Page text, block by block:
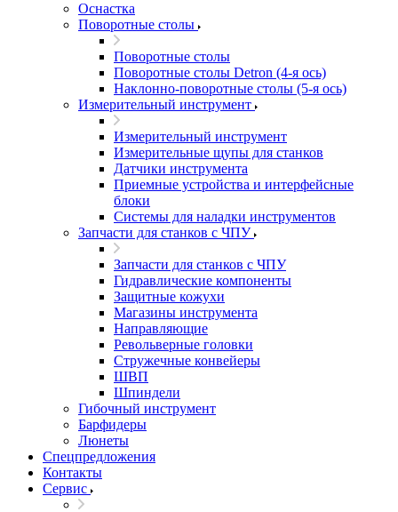
Оснастка
Поворотные столы
Поворотные столы
Поворотные столы Detron (4-я ось)
Наклонно-поворотные столы (5-я ось)
Измерительный инструмент
Измерительный инструмент
Измерительные щупы для станков
Датчики инструмента
Приемные устройства и интерфейсные
блоки
Системы для наладки инструментов
Запчасти для станков с ЧПУ
Запчасти для станков с ЧПУ
Гидравлические компоненты
Защитные кожухи
Магазины инструмента
Направляющие
Револьверные головки
Стружечные конвейеры
ШВП
Шпиндели
Гибочный инструмент
Барфидеры
Люнеты
Спецпредложения
Контакты
Сервис